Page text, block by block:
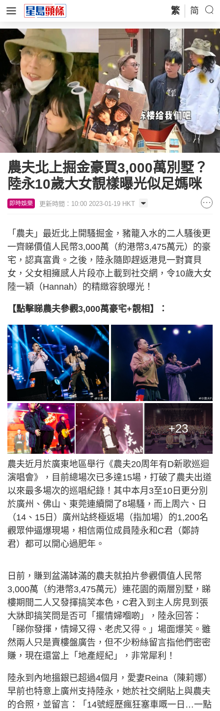
繁 简
農夫北上掘金豪買3,000萬別墅？
陸永10歲大女靚樣曝光似足媽咪
即時娛樂 更新時間：10:00 2023-01-19 HKT
「農夫」最近北上開騷掘金，豬籠入水的二人騷後更
一齊睇價值人民幣3,000萬（約港幣3,475萬元）的豪
宅，認真富貴。之後，陸永隨即趕返港見一對寶貝
女，父女相擁感人片段亦上載到社交網，令10歲大女
陸一穎（Hannah）的精緻容貌曝光！
【點擊睇農夫參觀3,000萬豪宅+靚相】：
+23
農夫近月於廣東地區舉行《農夫20周年有D新歌巡迴
演唱會》，目前總場次已多達15場，打破了農夫出道
以來最多場次的巡唱紀錄！其中本月3至10日更分別
於廣州、佛山、東莞連續開了8場騷，而上周六、日
（14、15日）廣州站終極返場（指加場）的1,200名
觀眾仲逼爆現場，相信兩位成員陸永和C君（鄭詩
君）都可以開心過肥年。
日前，賺到盆滿缽滿的農夫就拍片參觀價值人民幣
3,000萬（約港幣3,475萬元）連花園的兩層別墅，睇
樓期間二人又發揮搞笑本色，C君入到主人房見到張
大牀即搞笑問是否可「擺情婦嗰啲」，陸永回答：
「睇你發揮，情婦又得、老虎又得。」場面爆笑。雖
然兩人只是賣樓盤廣告，但不少粉絲留言指他們密密
賺，現在還當上「地產經紀」，非常犀利！
陸永到內地搵銀已超過4個月，愛妻Reina（陳莉娜）
早前也特意上廣州支持陸永，她於社交網貼上與農夫
的合照，並留言：「14號經歷瘋狂塞車嘅一日…一點